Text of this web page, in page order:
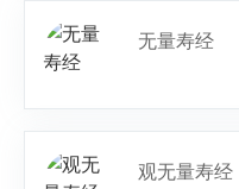
无量寿经
观无量寿经